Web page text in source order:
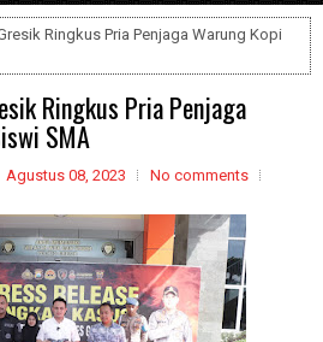
Ringkus Pria Penjaga Warung Kopi
Ringkus Pria Penjaga
SMA
Agustus 08, 2023 No comments